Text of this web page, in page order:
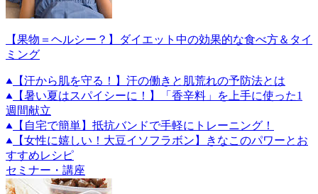
【果物＝ヘルシー？】ダイエット中の効果的な食べ方＆タイ
ミング
【汗から肌を守る！】汗の働きと肌荒れの予防法とは
【暑い夏はスパイシーに！】「香辛料」を上手に使った1
週間献立
【自宅で簡単】抵抗バンドで手軽にトレーニング！
【女性に嬉しい！大豆イソフラボン】きなこのパワーとお
すすめレシピ
セミナー・講座